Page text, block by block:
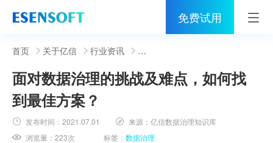
免费试用
首页
睿治
解决方案
伙伴
首页 关于亿信 行业资讯
面对数据治理的挑战及难点，如何找
到最佳方案？
发布时间：2021.07.01 来源：亿信数据治理知识库
浏览量：223次 标签：数据治理